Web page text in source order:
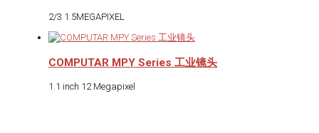
2/3 1.5MEGAPIXEL
COMPUTAR MPY Series 工业镜头
1.1 inch 12 Megapixel